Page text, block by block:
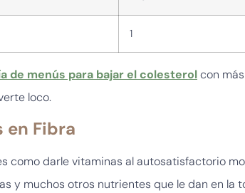
1
de menús para bajar el colesterolcon
loco.
en Fibra
como darle vitaminas al autosatisfactorio
y muchos otros nutrientes que le dan en la